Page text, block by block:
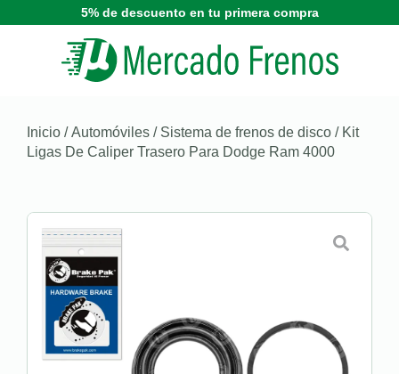
5% de descuento en tu primera compra
Inicio /Automóviles / Sistema de frenos de disco / Kit
Ligas De Caliper Trasero Para Dodge Ram 4000